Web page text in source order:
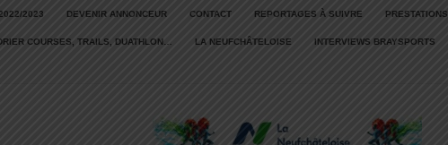
2023 DEVENIR ANNONCEUR CONTACT REPORTAGES À SUIVRE PRESTATIONS
COURSES, TRAILS, DUATHLON… LA NEUFCHÂTELOISE INTERVIEWS BRAYSPORTS